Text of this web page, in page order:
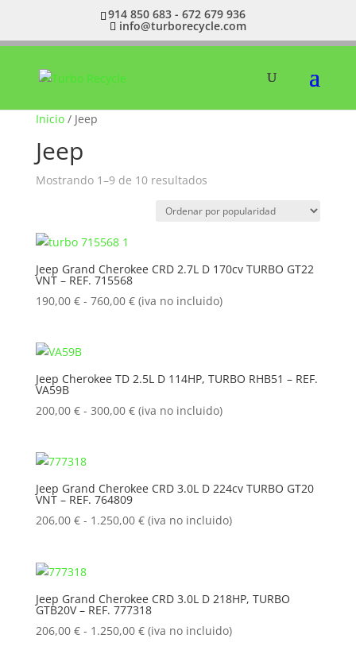
914 850 683 - 672 679 936
info@turborecycle.com
Inicio/ Jeep
Jeep
Mostrando 1–9 de 10 resultadosOrdenado
popularidad
Jeep Grand Cherokee CRD 2.7L D 170cv TURBO GT22
VNT – REF. 715568
190,00 € - 760,00 €Rango
190,00 €
760,00 €
(iva no incluido)
Jeep Cherokee TD 2.5L D 114HP, TURBO RHB51 – REF.
VA59B
200,00 € - 300,00 €Rango
200,00 €
300,00 €
(iva no incluido)
Jeep Grand Cherokee CRD 3.0L D 224cv TURBO GT20
VNT – REF. 764809
206,00 € - 1.250,00 €Rango
206,00 €
hasta
1.250,00 €
(iva no incluido)
Jeep Grand Cherokee CRD 3.0L D 218HP, TURBO
GTB20V – REF. 777318
206,00 € - 1.250,00 €Rango
(iva no incluido)